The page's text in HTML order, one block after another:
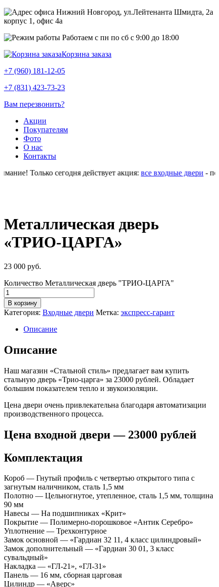
Нижний Новгород, ул.Лейтенанта Шмидта, 2а
корпус 1, офис 4a
Работаем с пн по сб с 9:00 до 18:00
Корзина заказа
+7 (960) 181-12-05
+7 (831) 423-73-23
Вам перезвонить?
Акции
Покупателям
Фото
О нас
Контакты
Только сегодня действует акция:все входные двери- по
Металлическая дверь
«ТРИО-ЦАРГА»
23 000 руб.
Количество Металлическая дверь "ТРИО-ЦАРГА"
В корзину
Категория: Входные двери Метка: экспресс-гарант
Описание
Описание
Наш магазин «Стальной стиль» предлагает вам купить
стальную дверь «Трио-царга» за 23000 рублей. Обладает
большим показателем тепло и звукоизоляции.
Цена двери очень привлекательна благодаря автоматизации
производственного процесса.
Цена входной двери — 23000 рублей
Комплектация
Короб — Гнутый профиль с четвертью открытого типа с
загнутым наличником, сталь 1,5 мм
Полотно — Цельногнутое, утепленное, сталь 1,5 мм, толщина
90 мм
Навесы — На подшипниках «Крит»
Покрытие — Полимерно-порошковое «Антик Серебро»
Уплотнение — Трехконтурное
Замок основной — «Гардиан 32 11, 4 класс цилиндровый»
Замок дополнительный — «Гардиан 30 01, 3 класс
сувальдный»
Накладка — «ГЛ-21», «ГЛ-31»
Панель — 16 мм, сборная царговая
Цилиндр — «Аверс»